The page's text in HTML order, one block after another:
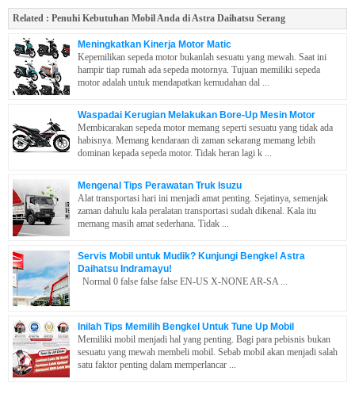
Related : Penuhi Kebutuhan Mobil Anda di Astra Daihatsu Serang
Meningkatkan Kinerja Motor Matic
Kepemilikan sepeda motor bukanlah sesuatu yang mewah. Saat ini
hampir tiap rumah ada sepeda motornya. Tujuan memiliki sepeda
motor adalah untuk mendapatkan kemudahan dal ...
Waspadai Kerugian Melakukan Bore-Up Mesin Motor
Membicarakan sepeda motor memang seperti sesuatu yang tidak ada
habisnya. Memang kendaraan di zaman sekarang memang lebih
dominan kepada sepeda motor. Tidak heran lagi k ...
Mengenal Tips Perawatan Truk Isuzu
Alat transportasi hari ini menjadi amat penting. Sejatinya, semenjak
zaman dahulu kala peralatan transportasi sudah dikenal. Kala itu
memang masih amat sederhana. Tidak ...
Servis Mobil untuk Mudik? Kunjungi Bengkel Astra
Daihatsu Indramayu!
Normal 0 false false false EN-US X-NONE AR-SA ...
Inilah Tips Memilih Bengkel Untuk Tune Up Mobil
Memiliki mobil menjadi hal yang penting. Bagi para pebisnis bukan
sesuatu yang mewah membeli mobil. Sebab mobil akan menjadi salah
satu faktor penting dalam memperlancar ...